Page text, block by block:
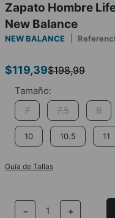
Zapato Hombre
New Balance
NEW BALANCE
$119,39$198,99
7 7.5 8
10 10.5 11
Guía de Tallas
＋
－